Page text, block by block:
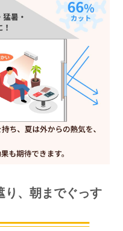
り、朝までぐっす